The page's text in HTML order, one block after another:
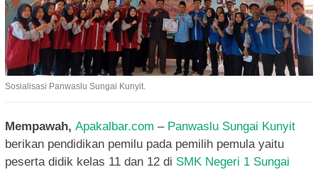
Sosialisasi Panwaslu Sungai Kunyit.
Mempawah, Apakalbar.com – Panwaslu Sungai Kunyit
berikan pendidikan pemilu pada pemilih pemula yaitu
peserta didik kelas 11 dan 12 di SMK Negeri 1 Sungai